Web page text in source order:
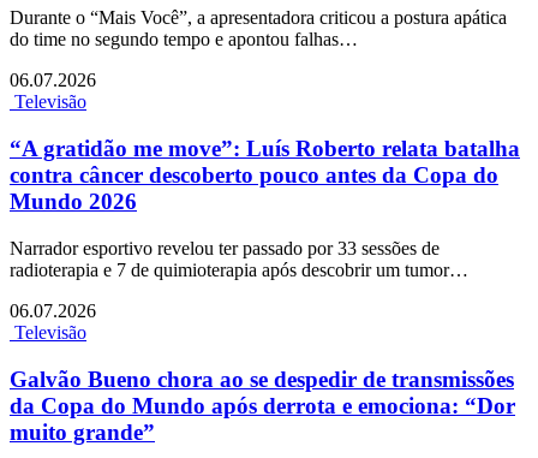
Durante o “Mais Você”, a apresentadora criticou a postura apática
do time no segundo tempo e apontou falhas…
06.07.2026
Televisão
“A gratidão me move”: Luís Roberto relata batalha
contra câncer descoberto pouco antes da Copa do
Mundo 2026
Narrador esportivo revelou ter passado por 33 sessões de
radioterapia e 7 de quimioterapia após descobrir um tumor…
06.07.2026
Televisão
Galvão Bueno chora ao se despedir de transmissões
da Copa do Mundo após derrota e emociona: “Dor
muito grande”